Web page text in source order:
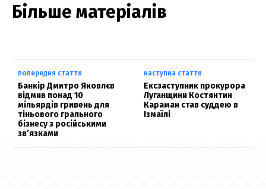
Більше матеріалів
попередня стаття
Банкір Дмитро Яковлєв
відмив понад 10
мільярдів гривень для
тіньового грального
бізнесу з російськими
зв’язками
наступна стаття
Ексзаступник прокурора
Луганщини Костянтин
Караман став суддею в
Ізмаїлі